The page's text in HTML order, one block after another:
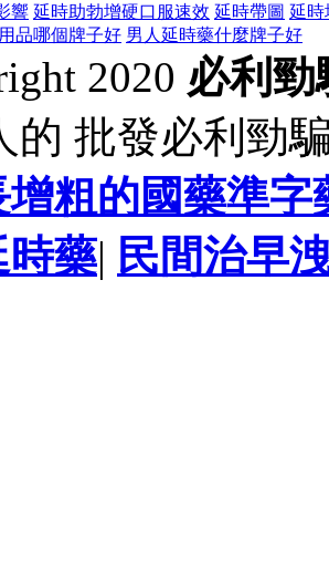
響 延時助勃增硬口服速效 延時帶圖 延時
品哪個牌子好 男人延時藥什麼牌子好
2020 必利勁
的 批發必利勁
粗的國藥準字
時藥| 民間治早